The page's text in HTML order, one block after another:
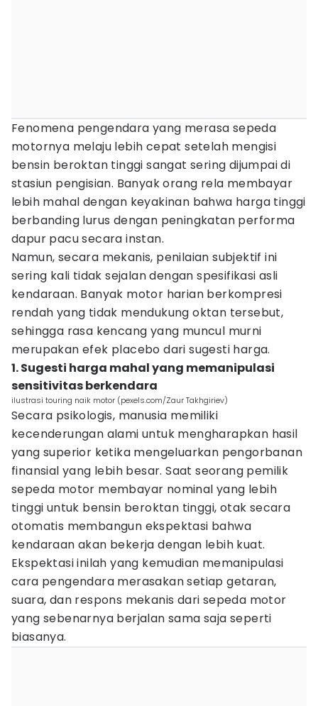
Fenomena pengendara yang merasa sepeda
motornya melaju lebih cepat setelah mengisi
bensin beroktan tinggi sangat sering dijumpai di
stasiun pengisian. Banyak orang rela membayar
lebih mahal dengan keyakinan bahwa harga tinggi
berbanding lurus dengan peningkatan performa
dapur pacu secara instan.
Namun, secara mekanis, penilaian subjektif ini
sering kali tidak sejalan dengan spesifikasi asli
kendaraan. Banyak motor harian berkompresi
rendah yang tidak mendukung oktan tersebut,
sehingga rasa kencang yang muncul murni
merupakan efek placebo dari sugesti harga.
1. Sugesti harga mahal yang memanipulasi
sensitivitas berkendara
ilustrasi touring naik motor (pexels.com/Zaur Takhgiriev)
Secara psikologis, manusia memiliki
kecenderungan alami untuk mengharapkan hasil
yang superior ketika mengeluarkan pengorbanan
finansial yang lebih besar. Saat seorang pemilik
sepeda motor membayar nominal yang lebih
tinggi untuk bensin beroktan tinggi, otak secara
otomatis membangun ekspektasi bahwa
kendaraan akan bekerja dengan lebih kuat.
Ekspektasi inilah yang kemudian memanipulasi
cara pengendara merasakan setiap getaran,
suara, dan respons mekanis dari sepeda motor
yang sebenarnya berjalan sama saja seperti
biasanya.